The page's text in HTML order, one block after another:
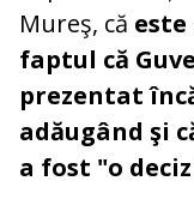
Mureş, că
faptul că
prezentat
adăugând şi
a fost "o